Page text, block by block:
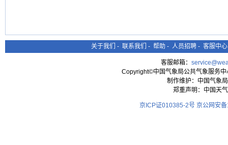
关于我们 - 联系我们 - 帮助 - 人员招聘 - 客服中心
客服邮箱：
Copyright©中国气象局公共气象服务
制作维护：中国气象
郑重声明：中国天
京ICP证010385-2号 京公网安